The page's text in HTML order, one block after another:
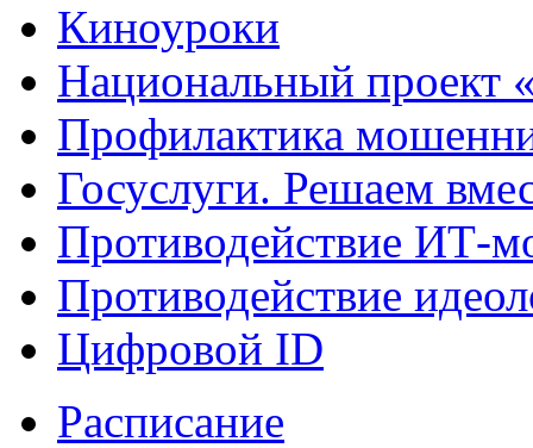
Киноуроки
Национальный проект
Профилактика
Госуслуги. Решаем
Противодействие ИТ-
Противодействие
Цифровой ID
Расписание